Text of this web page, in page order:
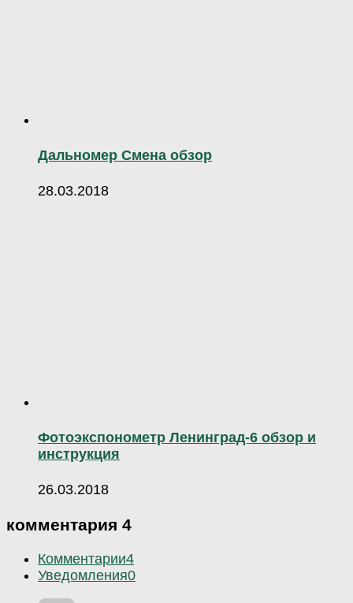
Дальномер Смена обзор
28.03.2018
Фотоэкспонометр Ленинград-6 обзор и
инструкция
26.03.2018
комментария 4
Комментарии4
Уведомления0